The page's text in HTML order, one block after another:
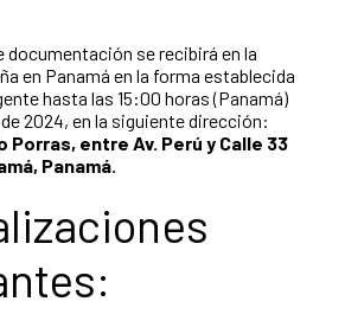
documentación se recibirá en la
en Panamá en la forma establecida
hasta las 15:00 horas (Panamá)
2024, en la siguiente dirección:
Porras, entre Av. Perú y Calle 33
Panamá.